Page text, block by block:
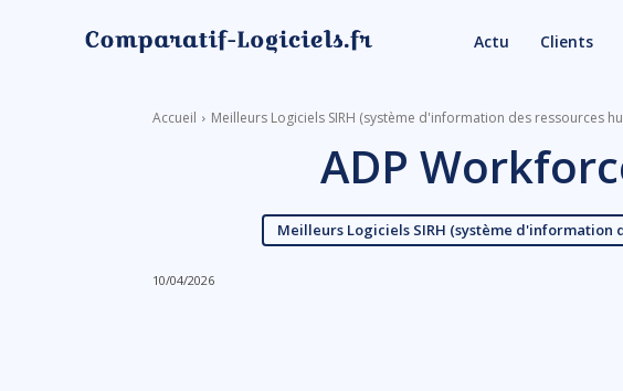
Actu Clients
Accueil Meilleurs Logiciels SIRH (système d'information des ressources
ADP
Meilleurs Logiciels SIRH (système d'information
10/04/2026